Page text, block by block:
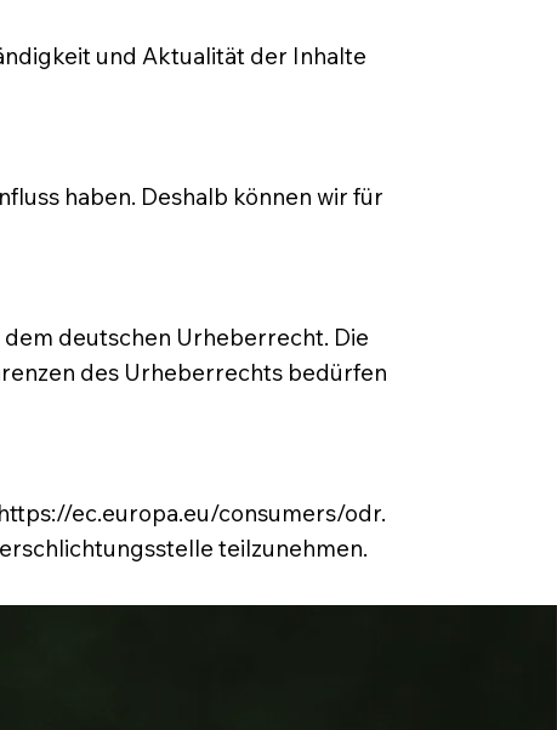
und Aktualität der Inhalte
haben. Deshalb können wir für
deutschen Urheberrecht. Die
des Urheberrechts bedürfen
https://ec.europa.eu/consumers/odr.
teilzunehmen.